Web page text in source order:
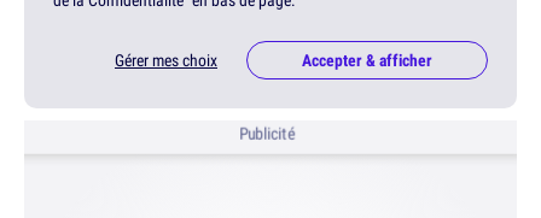
Gérer mes choix Accepter & afficher
Publicité